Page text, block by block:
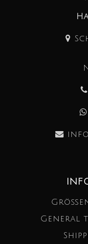
General